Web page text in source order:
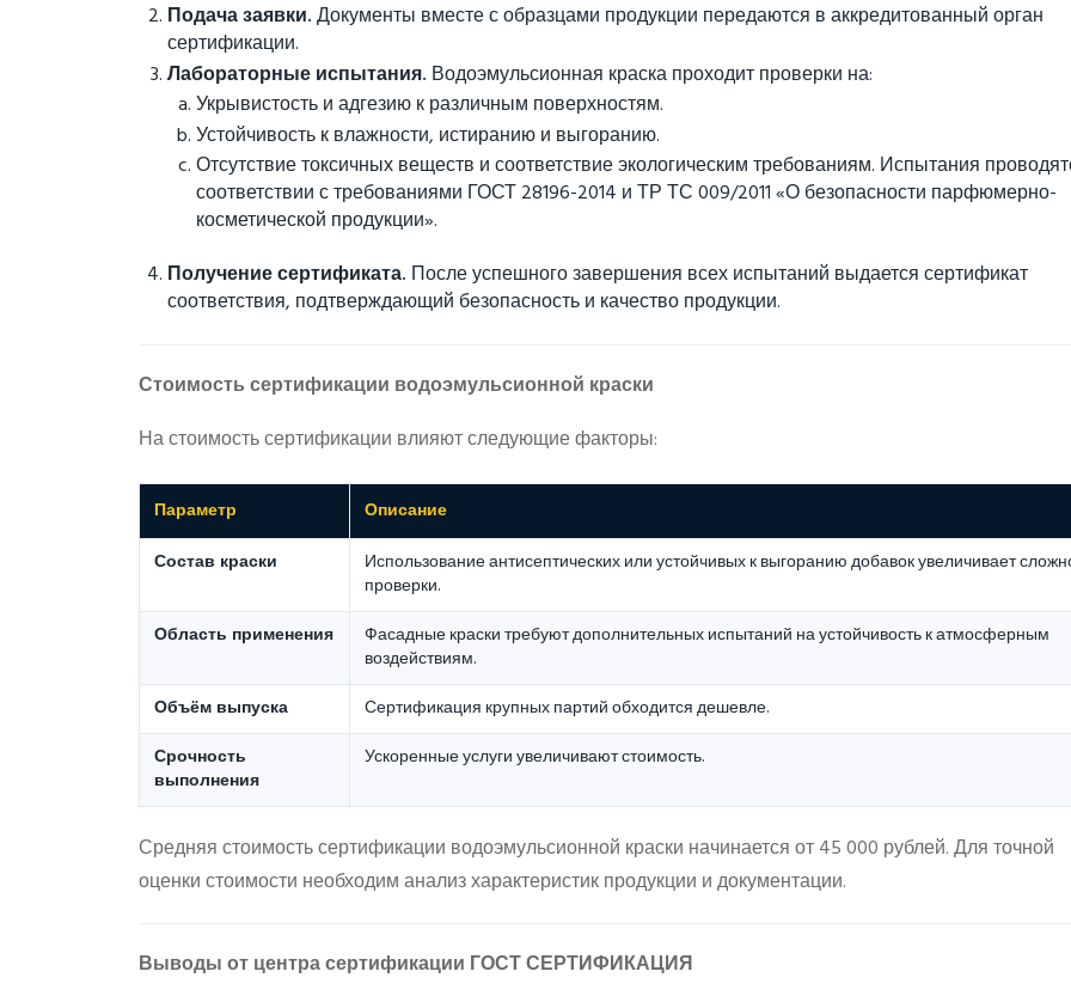
Подача заявки.Документы вместе с образцами продукции передаются в аккредитованный орган
сертификации.
Лабораторные испытания. Водоэмульсионная краска проходит проверки на:
Укрывистость и адгезию к различным поверхностям.
Устойчивость к влажности, истиранию и выгоранию.
Отсутствие токсичных веществ и соответствие экологическим требованиям. Испытания
соответствии с требованиями ГОСТ 28196-2014 и ТР ТС 009/2011 «О безопасности парфюмерно-
косметической продукции».
Получение сертификата. После успешного завершения всех испытаний выдается сертификат
соответствия, подтверждающий безопасность и качество продукции.
Стоимость сертификации водоэмульсионной краски
На стоимость сертификации влияют следующие факторы:
Параметр
Описание
Состав краски
Использование антисептических или устойчивых к выгоранию добавок увеличивает
проверки.
Область применения
Фасадные краски требуют дополнительных испытаний на устойчивость к атмосферным
воздействиям.
Объём выпуска
Сертификация крупных партий обходится дешевле.
Срочность
выполнения
Ускоренные услуги увеличивают стоимость.
Средняя стоимость сертификации водоэмульсионной краски начинается от 45 000 рублей. Для точной
оценки стоимости необходим анализ характеристик продукции и документации.
Выводы от центра сертификации ГОСТ СЕРТИФИКАЦИЯ